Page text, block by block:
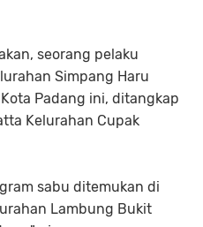
seorang pelaku
Simpang Haru
Padang ini, ditangkap
Kelurahan Cupak
sabu ditemukan di
Lambung Bukit